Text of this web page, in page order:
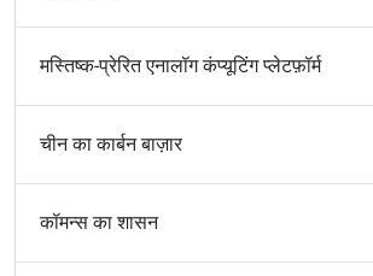
मस्तिष्क-प्रेरित एनालॉग कंप्यूटिंग प्लेटफ़ॉर्म
चीन का कार्बन बाज़ार
कॉमन्स का शासन